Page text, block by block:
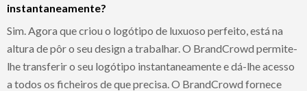
instantaneamente?
Sim. Agora que criou o logótipo de luxuoso perfeito, está na
altura de pôr o seu design a trabalhar. O BrandCrowd permite-
lhe transferir o seu logótipo instantaneamente e dá-lhe acesso
a todos os ficheiros de que precisa. O BrandCrowd fornece